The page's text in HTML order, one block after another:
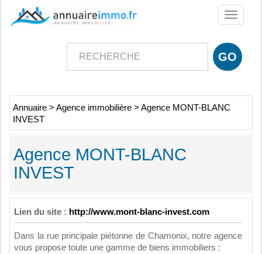
Toggle
Annuaire > Agence immobilière > Agence MONT-BLANC
INVEST
Agence MONT-BLANC
INVEST
Lien du site : http://www.mont-blanc-invest.com
Dans la rue principale piétonne de Chamonix, notre agence
vous propose toute une gamme de biens immobiliers :